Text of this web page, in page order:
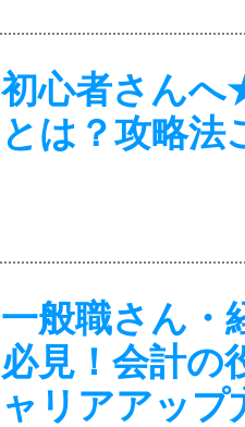
初心者さん
とは？攻略法
一般職さん・
必見！会計の
ャリアアッ